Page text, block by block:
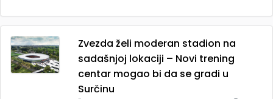
Zvezda želi moderan stadion na
sadašnjoj lokaciji – Novi trening
centar mogao bi da se gradi u
Surčinu